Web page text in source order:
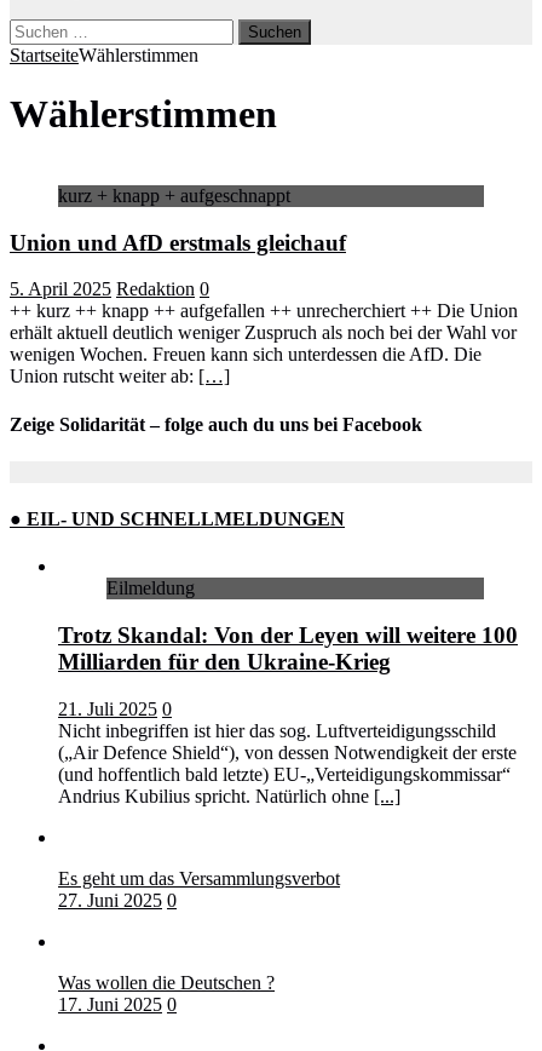
Suchen
nach:
StartseiteWählerstimmen
Wählerstimmen
kurz + knapp + aufgeschnappt
Union und AfD erstmals gleichauf
5. April 2025 Redaktion 0
++ kurz ++ knapp ++ aufgefallen ++ unrecherchiert ++ Die Union
erhält aktuell deutlich weniger Zuspruch als noch bei der Wahl vor
wenigen Wochen. Freuen kann sich unterdessen die AfD. Die
Union rutscht weiter ab: […]
Zeige Solidarität – folge auch du uns bei Facebook
● EIL- UND SCHNELLMELDUNGEN
Eilmeldung
Trotz Skandal: Von der Leyen will weitere 100
Milliarden für den Ukraine-Krieg
21. Juli 2025 0
Nicht inbegriffen ist hier das sog. Luftverteidigungsschild
(„Air Defence Shield“), von dessen Notwendigkeit der erste
(und hoffentlich bald letzte) EU-„Verteidigungskommissar“
Andrius Kubilius spricht. Natürlich ohne [...]
Es geht um das Versammlungsverbot
27. Juni 2025 0
Was wollen die Deutschen ?
17. Juni 2025 0